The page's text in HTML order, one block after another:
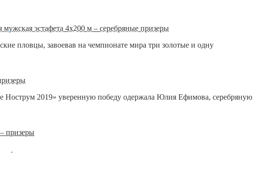
эстафета 4х200 м – серебряные призеры
пловцы, завоевав на чемпионате мира три золотые и одну
Нострум 2019» уверенную победу одержала Юлия Ефимова, серебряную
призеры
.